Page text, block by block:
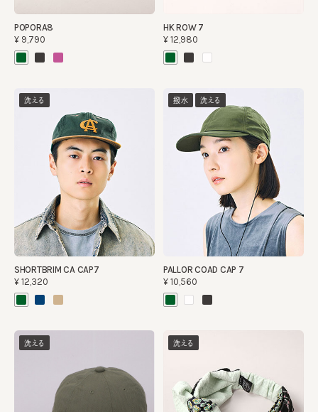
POPORA8
¥9,790
HK ROW 7
¥12,980
洗える
SHORTBRIM CA CAP7
¥12,320
撥水 洗える
PALLOR COAD CAP 7
¥10,560
洗える 洗える